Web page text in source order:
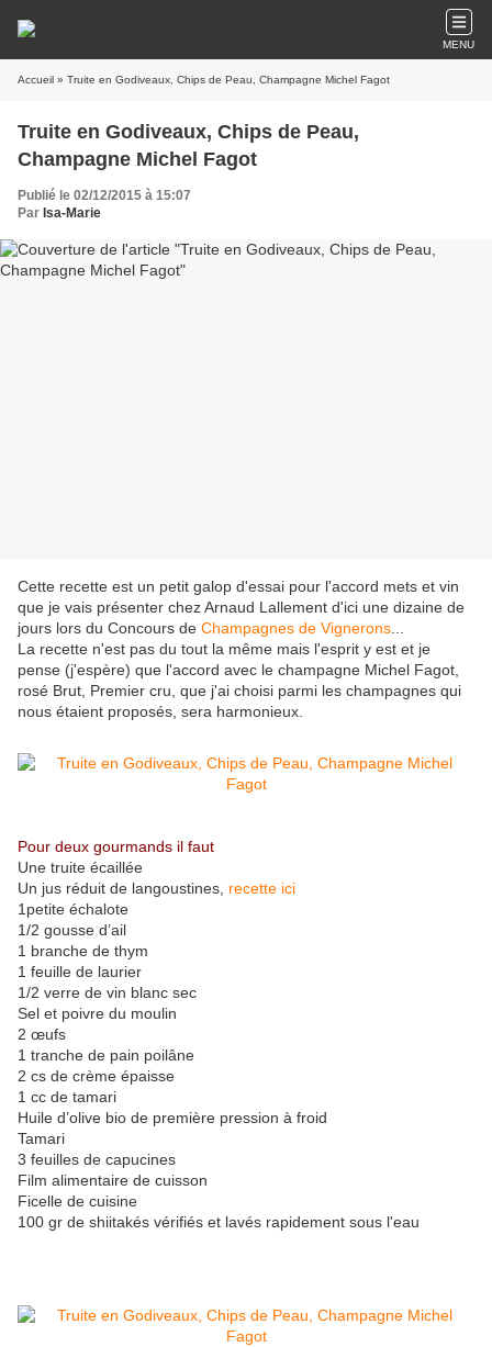
MENU
Accueil » Truite en Godiveaux, Chips de Peau, Champagne Michel Fagot
Truite en Godiveaux, Chips de Peau,
Champagne Michel Fagot
Publié le 02/12/2015 à 15:07
Par Isa-Marie
Cette recette est un petit galop d'essai pour l'accord mets et vin
que je vais présenter chez Arnaud Lallement d'ici une dizaine de
jours lors du Concours de Champagnes de Vignerons
La recette n'est pas du tout la même mais l'esprit y est et je
pense (j'espère) que l'accord avec le champagne Michel Fagot,
rosé Brut, Premier cru, que j'ai choisi parmi les champagnes qui
nous étaient proposés, sera harmonieux.
Pour deux gourmands il faut
Une truite écaillée
Un jus réduit de langoustines, recette ici
1petite échalote
1/2 gousse d’ail
1 branche de thym
1 feuille de laurier
1/2 verre de vin blanc sec
Sel et poivre du moulin
2 œufs
1 tranche de pain poilâne
2 cs de crème épaisse
1 cc de tamari
Huile d’olive bio de première pression à froid
Tamari
3 feuilles de capucines
Film alimentaire de cuisson
Ficelle de cuisine
100 gr de shiitakés vérifiés et lavés rapidement sous l'eau